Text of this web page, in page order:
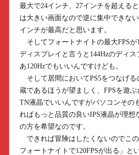
最大で24インチ、27インチを超える
は大きい画面なので逆に集中できな
インチが最高だと思います。
そしてフォートナイトの最大FPSが
ディスプレイと言うと144Hzのディス
あ120Hzでもいいんですけども。
そして居間においてPS5をつなげる
蔵であるほうが望ましく、FPSを遊
TN液晶でいいんですがパソコンその
ればもっと品質の良いIPS液晶が理想
の方を希望なのです。
できれば冒険はしたくないのでこ
フォートナイトで120FPSが出る」と